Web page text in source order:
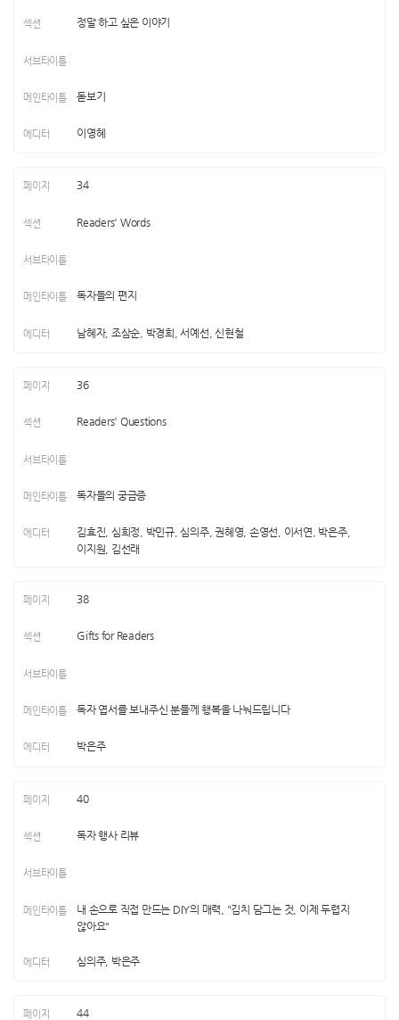
정말 하고 싶은 이야기
돋보기
이영혜
34
Readers' Words
독자들의 편지
남혜자, 조삼순, 박경희, 서예선, 신현철
36
Readers' Questions
독자들의 궁금증
김효진, 심희정, 박민규, 심의주, 권혜영, 손영선, 이서연, 박은주,
이지원, 김선래
38
Gifts for Readers
독자 엽서를 보내주신 분들께 행복을 나눠드립니다
박은주
40
독자 행사 리뷰
내 손으로 직접 만드는 DIY의 매력, "김치 담그는 것, 이제 두렵지
않아요"
심의주, 박은주
44